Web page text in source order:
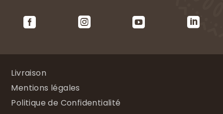
   
Livraison
Mentions légales
Politique de Confidentialité